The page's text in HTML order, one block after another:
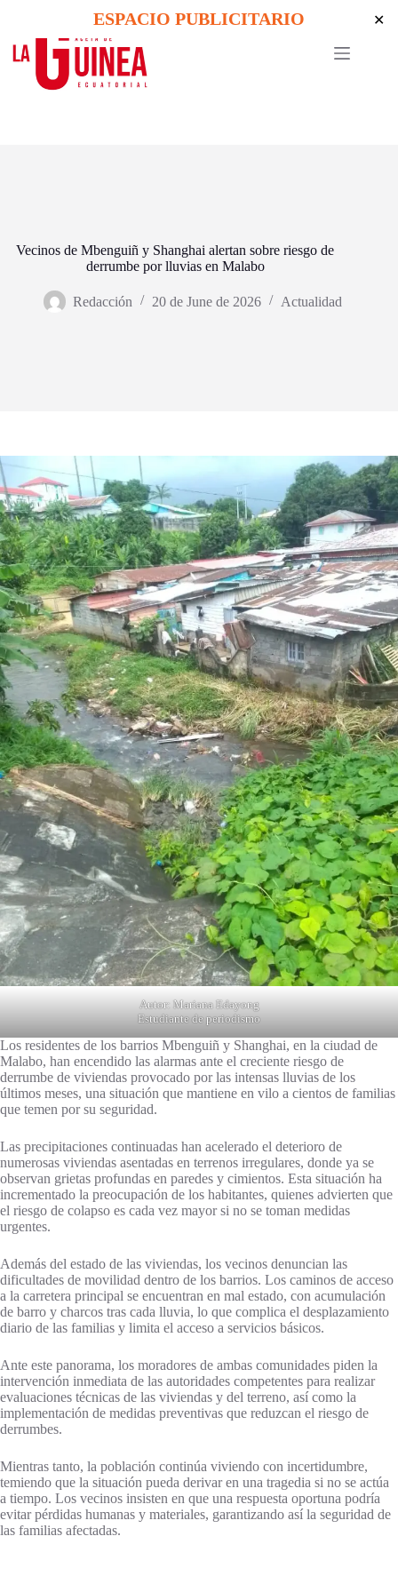
content
ESPACIO PUBLICITARIO ✕
Vecinos de Mbenguiñ y Shanghai alertan sobre riesgo de
derrumbe por lluvias en Malabo
Redacción 20 de June de 2026 Actualidad
Autor: Mariana Edayong
Estudiante de periodismo
Los residentes de los barrios Mbenguiñ y Shanghai, en la ciudad de
Malabo, han encendido las alarmas ante el creciente riesgo de
derrumbe de viviendas provocado por las intensas lluvias de los
últimos meses, una situación que mantiene en vilo a cientos de familias
que temen por su seguridad.
Las precipitaciones continuadas han acelerado el deterioro de
numerosas viviendas asentadas en terrenos irregulares, donde ya se
observan grietas profundas en paredes y cimientos. Esta situación ha
incrementado la preocupación de los habitantes, quienes advierten que
el riesgo de colapso es cada vez mayor si no se toman medidas
urgentes.
Además del estado de las viviendas, los vecinos denuncian las
dificultades de movilidad dentro de los barrios. Los caminos de acceso
a la carretera principal se encuentran en mal estado, con acumulación
de barro y charcos tras cada lluvia, lo que complica el desplazamiento
diario de las familias y limita el acceso a servicios básicos.
Ante este panorama, los moradores de ambas comunidades piden la
intervención inmediata de las autoridades competentes para realizar
evaluaciones técnicas de las viviendas y del terreno, así como la
implementación de medidas preventivas que reduzcan el riesgo de
derrumbes.
Mientras tanto, la población continúa viviendo con incertidumbre,
temiendo que la situación pueda derivar en una tragedia si no se actúa
a tiempo. Los vecinos insisten en que una respuesta oportuna podría
evitar pérdidas humanas y materiales, garantizando así la seguridad de
las familias afectadas.